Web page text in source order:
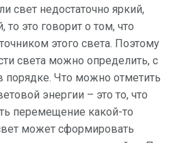
свет недостаточно яркий,
то это говорит о том, что
этого света. Поэтому
света можно определить, с
порядке. Что можно отметить
энергии – это то, что
перемещение какой-то
может сформировать